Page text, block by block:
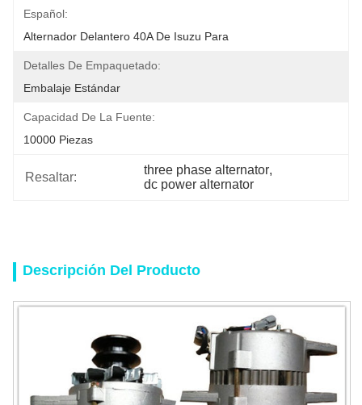
Español:
Alternador Delantero 40A De Isuzu Para
Detalles De Empaquetado:
Embalaje Estándar
Capacidad De La Fuente:
10000 Piezas
Resaltar:
three phase alternator,
dc power alternator
Descripción Del Producto